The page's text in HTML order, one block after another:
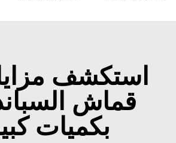
استكشف
قماش
بكميات